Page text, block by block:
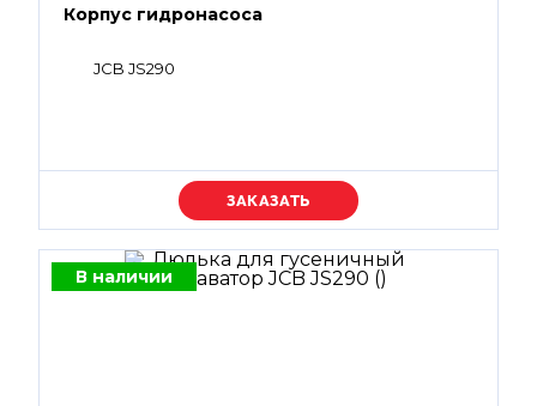
Корпус гидронасоса
JCB JS290
Уточняйте цену
В наличии